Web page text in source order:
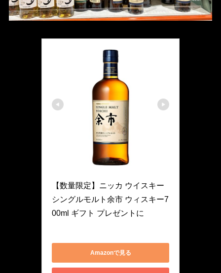
【数量限定】ニッカ ウイスキー
シングルモルト余市 ウィスキー7
00ml ギフト プレゼントに
Amazonで見る